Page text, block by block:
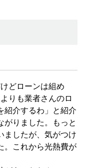
どローンは組め
りも業者さんのロ
紹介するわ」と紹介
がりました。もっと
ましたが、気がつけ
。これから光熱費が